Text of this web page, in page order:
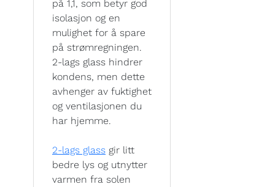
på 1,1, som betyr god
isolasjon og en
mulighet for å spare
på strømregningen.
2-lags glass hindrer
kondens, men dette
avhenger av fuktighet
og ventilasjonen du
har hjemme.
2-lags glass gir litt
bedre lys og utnytter
varmen fra solen